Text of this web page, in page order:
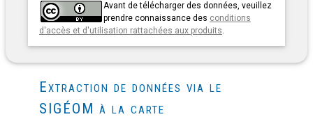
Avant de télécharger des données, veuillez
prendre connaissance des conditions
d'accès et d'utilisation rattachées aux produits.
Extraction de données via le
SIGÉOM à la carte